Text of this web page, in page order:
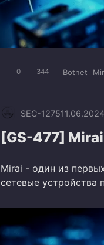
0 344 Botnet
SEC-127511.06.2024
[GS-477]
Mirai - один из
сетевые устройства